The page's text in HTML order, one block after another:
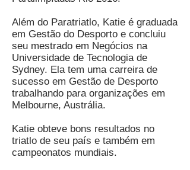
Além do Paratriatlo, Katie é graduada
em Gestão do Desporto e concluiu
seu mestrado em Negócios na
Universidade de Tecnologia de
Sydney. Ela tem uma carreira de
sucesso em Gestão de Desporto
trabalhando para organizações em
Melbourne, Austrália.
Katie obteve bons resultados no
triatlo de seu país e também em
campeonatos mundiais.